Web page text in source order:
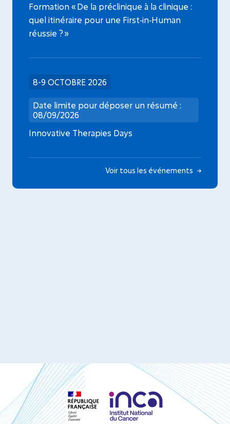
Formation « De la préclinique à la clinique :
quel itinéraire pour une First‑in‑Human
réussie ? »
8-9 OCTOBRE 2026
Date limite pour déposer un résumé :
08/09/2026
Innovative Therapies Days
Voir tous les événements